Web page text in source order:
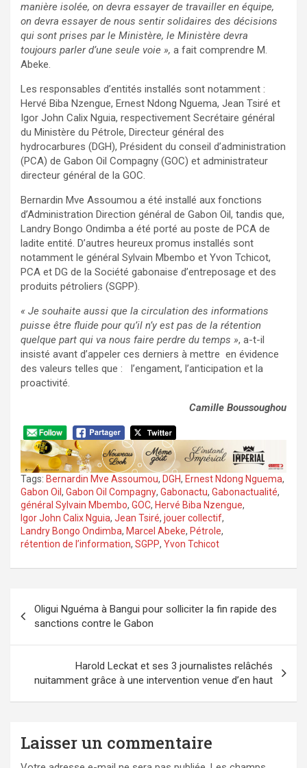
manière isolée, on devra essayer de travailler en équipe,
on devra essayer de nous sentir solidaires des décisions
qui sont prises par le Ministère, le Ministère devra
toujours parler d’une seule voie », a fait comprendre M.
Abeke.
Les responsables d’entités installés sont notamment :
Hervé Biba Nzengue, Ernest Ndong Nguema, Jean Tsiré et
Igor John Calix Nguia, respectivement Secrétaire général
du Ministère du Pétrole, Directeur général des
hydrocarbures (DGH), Président du conseil d’administration
(PCA) de Gabon Oil Compagny (GOC) et administrateur
directeur général de la GOC.
Bernardin Mve Assoumou a été installé aux fonctions
d’Administration Direction général de Gabon Oil, tandis que,
Landry Bongo Ondimba a été porté au poste de PCA de
ladite entité. D’autres heureux promus installés sont
notamment le général Sylvain Mbembo et Yvon Tchicot,
PCA et DG de la Société gabonaise d’entreposage et des
produits pétroliers (SGPP).
« Je souhaite aussi que la circulation des informations
puisse être fluide pour qu’il n’y est pas de la rétention
quelque part qui va nous faire perdre du temps », a-t-il
insisté avant d’appeler ces derniers à mettre en évidence
des valeurs telles que : l’engament, l’anticipation et la
proactivité.
Camille Boussoughou
Tags: Bernardin Mve Assoumou, DGH, Ernest Ndong Nguema,
Gabon Oil , Gabon Oil Compagny, Gabonactu, Gabonactualité,
général Sylvain Mbembo, GOC, Hervé Biba Nzengue,
Igor John Calix Nguia, Jean Tsiré, jouer collectif,
Landry Bongo Ondimba, Marcel Abeke, Pétrole,
rétention de l’information, SGPP, Yvon Tchicot
de
l’article
Oligui Nguéma à Bangui pour solliciter la fin rapide des
sanctions contre le Gabon
Harold Leckat et ses 3 journalistes relâchés
nuitamment grâce à une intervention venue d’en haut
Laisser un commentaire